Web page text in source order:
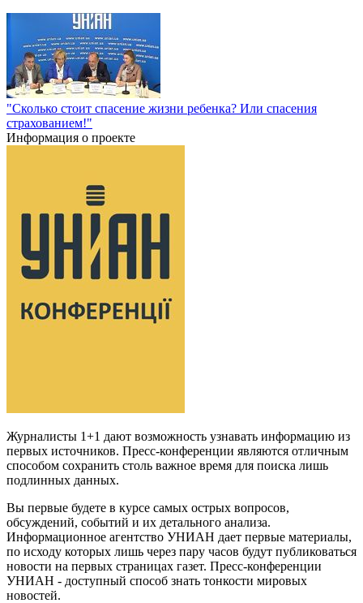
"Сколько стоит спасение жизни ребенка? Или спасения
страхованием!"
Информация о проекте
Журналисты 1+1 дают возможность узнавать информацию из
первых источников. Пресс-конференции являются отличным
способом сохранить столь важное время для поиска лишь
подлинных данных.
Вы первые будете в курсе самых острых вопросов,
обсуждений, событий и их детального анализа.
Информационное агентство УНИАН дает первые материалы,
по исходу которых лишь через пару часов будут публиковаться
новости на первых страницах газет. Пресс-конференции
УНИАН - доступный способ знать тонкости мировых
новостей.